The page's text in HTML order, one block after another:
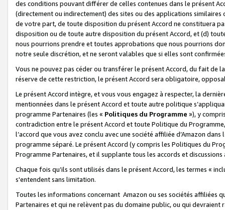
des conditions pouvant différer de celles contenues dans le présent
(directement ou indirectement) des sites ou des applications
de votre part, de toute disposition du présent Accord ne constituera
disposition ou de toute autre disposition du présent Accord, et (d)
nous pourrions prendre et toutes approbations que nous pourrions
notre seule discrétion, et ne seront valables que si elles sont
Vous ne pouvez pas céder ou transférer le présent Accord, du fait de
réserve de cette restriction, le présent Accord sera obligatoire,
Le présent Accord intègre, et vous vous engagez à respecter, la
mentionnées dans le présent Accord et toute autre politique
programme Partenaires (les « Politiques du Programme »), y
contradiction entre le présent Accord et toute Politique du
l’accord que vous avez conclu avec une société affiliée d’Amazon
programme séparé. Le présent Accord (y compris les Politiques du
Programme Partenaires, et il supplante tous les accords et discussions
Chaque fois qu’ils sont utilisés dans le présent Accord, les termes «
s'entendent sans limitation.
Toutes les informations concernant Amazon ou ses sociétés affiliées
Partenaires et qui ne relèvent pas du domaine public, ou qui